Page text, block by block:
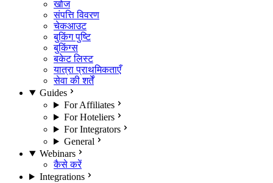
खोज
संपत्ति विवरण
चेकआउट
बुकिंग पुष्टि
बुकिंग्स
बकेट लिस्ट
यात्रा प्राथमिकताएँ
सेवा की शर्तें
Guides
For Affiliates
For Hoteliers
For Integrators
General
Webinars
कैसे करें
Integrations